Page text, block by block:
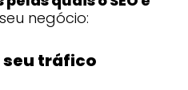
negócio:
seu tráfico